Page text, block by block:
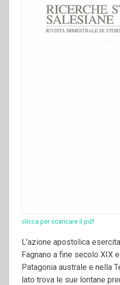
clicca per scaricare il pdf
L’azione apostolica
Fagnano a fine secolo XIX
Patagonia australe e nella
lato trova le sue lontane